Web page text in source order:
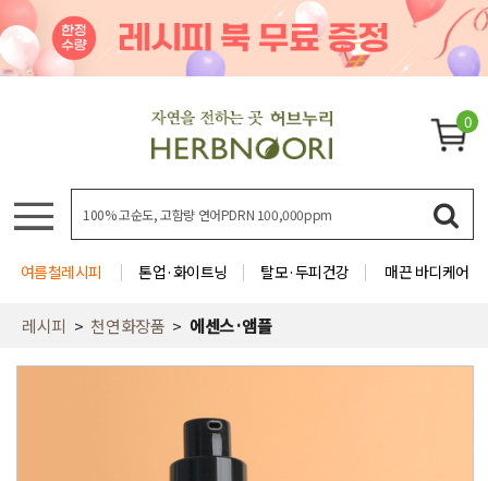
0
여름철레시피 톤업·화이트닝 탈모·두피건강 매끈 바디케어
레시피 천연화장품 에센스·앰플